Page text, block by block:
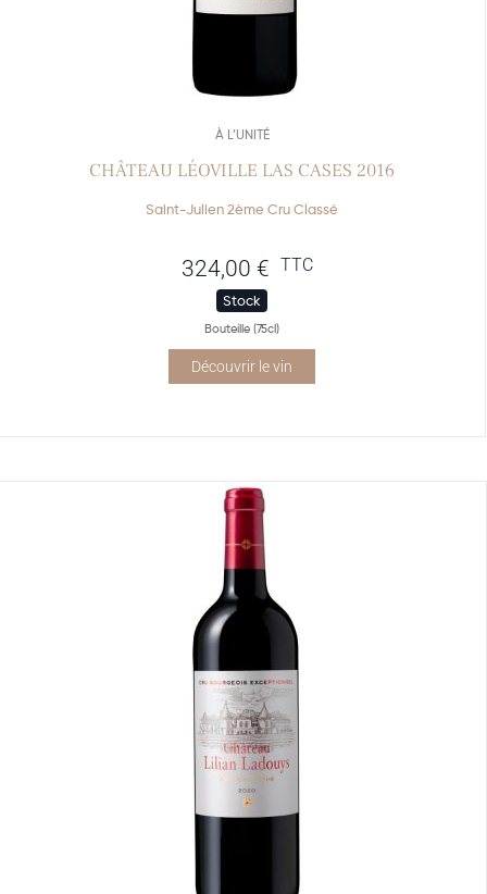
À L’UNITÉ
CHÂTEAU LÉOVILLE LAS CASES 2016
Saint-Julien 2ème Cru Classé
324,00 € TTC
Stock
Bouteille (75cl)
Découvrir le vin